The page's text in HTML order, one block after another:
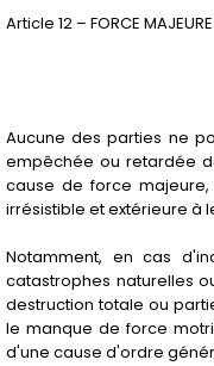
Article 12 – FORCE MAJEURE
Aucune des parties ne
empêchée ou retardée
cause de force majeure,
irrésistible et extérieure à
Notamment, en cas
catastrophes naturelles
destruction totale ou
le manque de force
d'une cause d'ordre